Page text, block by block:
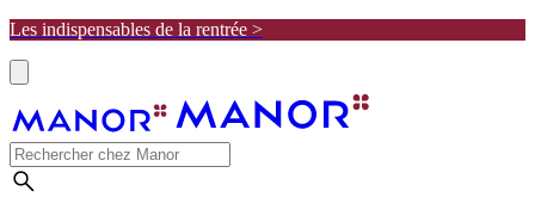
Les indispensables de la rentrée >